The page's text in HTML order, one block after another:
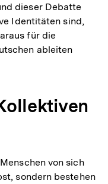
dieser Debatte
Identitäten sind,
für die
ableiten
von sich
sondern bestehen